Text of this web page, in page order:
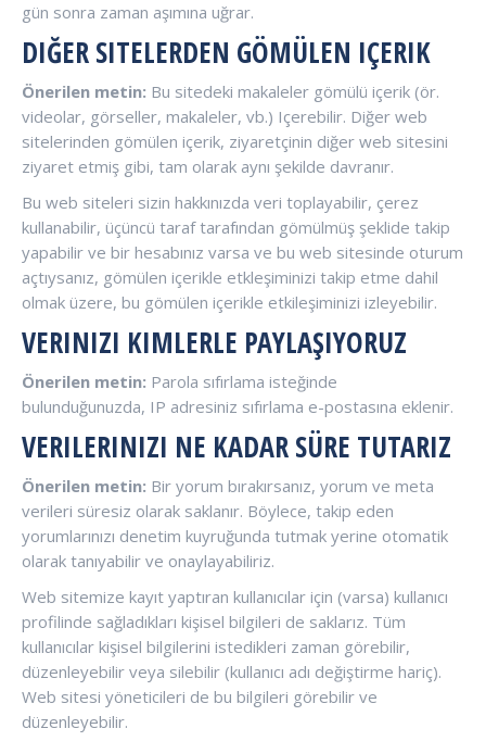
gün sonra zaman aşımına uğrar.
DIĞER SITELERDEN GÖMÜLEN IÇERIK
Önerilen metin: Bu sitedeki makaleler gömülü içerik (ör.
videolar, görseller, makaleler, vb.) Içerebilir. Diğer web
sitelerinden gömülen içerik, ziyaretçinin diğer web sitesini
ziyaret etmiş gibi, tam olarak aynı şekilde davranır.
Bu web siteleri sizin hakkınızda veri toplayabilir, çerez
kullanabilir, üçüncü taraf tarafından gömülmüş şeklide takip
yapabilir ve bir hesabınız varsa ve bu web sitesinde oturum
açtıysanız, gömülen içerikle etkleşiminizi takip etme dahil
olmak üzere, bu gömülen içerikle etkileşiminizi izleyebilir.
VERINIZI KIMLERLE PAYLAŞIYORUZ
Önerilen metin: Parola sıfırlama isteğinde
bulunduğunuzda, IP adresiniz sıfırlama e-postasına eklenir.
VERILERINIZI NE KADAR SÜRE TUTARIZ
Önerilen metin: Bir yorum bırakırsanız, yorum ve meta
verileri süresiz olarak saklanır. Böylece, takip eden
yorumlarınızı denetim kuyruğunda tutmak yerine otomatik
olarak tanıyabilir ve onaylayabiliriz.
Web sitemize kayıt yaptıran kullanıcılar için (varsa) kullanıcı
profilinde sağladıkları kişisel bilgileri de saklarız. Tüm
kullanıcılar kişisel bilgilerini istedikleri zaman görebilir,
düzenleyebilir veya silebilir (kullanıcı adı değiştirme hariç).
Web sitesi yöneticileri de bu bilgileri görebilir ve
düzenleyebilir.